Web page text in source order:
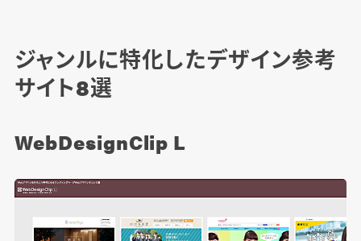
ジャンルに特化したデザイン参考
サイト8選
WebDesignClip L